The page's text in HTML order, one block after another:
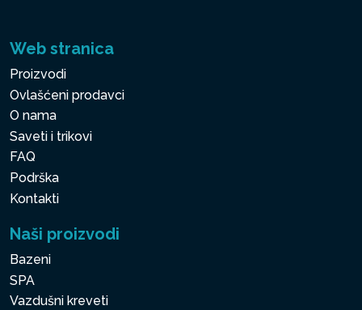
Web stranica
Proizvodi
Ovlašćeni prodavci
O nama
Saveti i trikovi
FAQ
Podrška
Kontakti
Naši proizvodi
Bazeni
SPA
Vazdušni kreveti